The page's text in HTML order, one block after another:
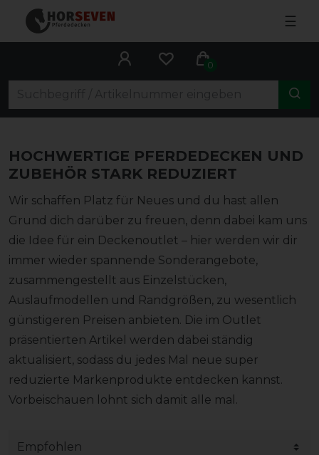
☰
0
HOCHWERTIGE PFERDEDECKEN UND
ZUBEHÖR STARK REDUZIERT
Wir schaffen Platz für Neues und du hast allen
Grund dich darüber zu freuen, denn dabei kam uns
die Idee für ein Deckenoutlet – hier werden wir dir
immer wieder spannende Sonderangebote,
zusammengestellt aus Einzelstücken,
Auslaufmodellen und Randgrößen, zu wesentlich
günstigeren Preisen anbieten. Die im Outlet
präsentierten Artikel werden dabei ständig
aktualisiert, sodass du jedes Mal neue super
reduzierte Markenprodukte entdecken kannst.
Vorbeischauen lohnt sich damit alle mal.